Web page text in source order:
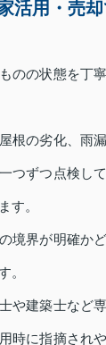
活用・売
のの状態を丁
根の劣化、雨
つずつ点検し
す。
境界が明確か
。
や建築士など
時に指摘され